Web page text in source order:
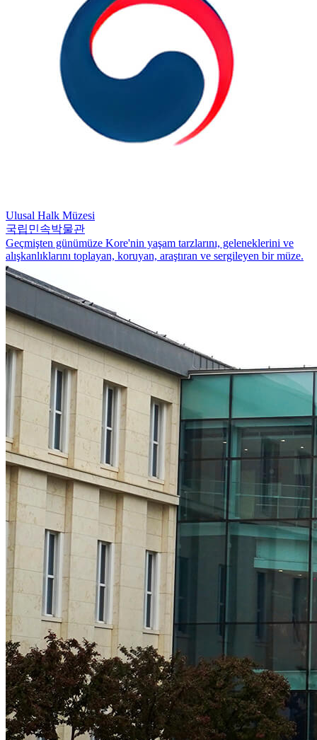
Ulusal Halk Müzesi
국립민속박물관
Geçmişten günümüze Kore'nin yaşam tarzlarını, geleneklerini ve
alışkanlıklarını toplayan, koruyan, araştıran ve sergileyen bir müze.